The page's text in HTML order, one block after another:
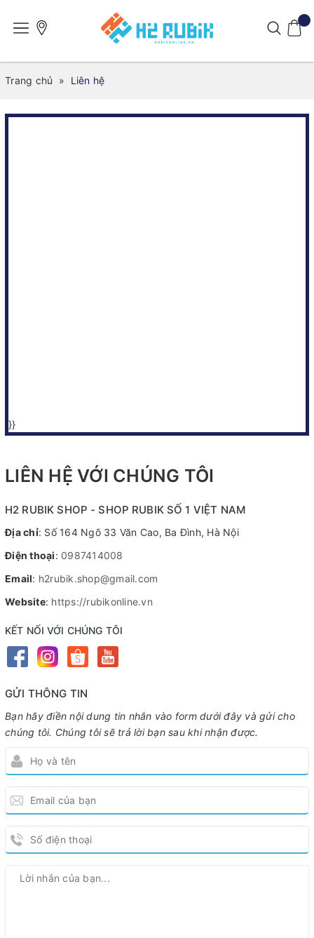
Trang chủ » Liên hệ
}}
LIÊN HỆ VỚI CHÚNG TÔI
H2 RUBIK SHOP - SHOP RUBIK SỐ 1 VIỆT NAM
Địa chỉ: Số 164 Ngõ 33 Văn Cao, Ba Đình, Hà Nội
Điện thoại: 0987414008
Email: h2rubik.shop@gmail.com
Website: https://rubikonline.vn
KẾT NỐI VỚI CHÚNG TÔI
GỬI THÔNG TIN
Bạn hãy điền nội dung tin nhắn vào form dưới đây và gửi cho
chúng tôi. Chúng tôi sẽ trả lời bạn sau khi nhận được.